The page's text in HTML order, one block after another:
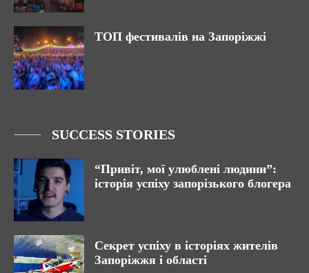
ТОП фестивалів на Запоріжжі
SUCCESS STORIES
“Привіт, мої улюблені людини”:
історія успіху запорізького блогера
Секрет успіху в історіях жителів
Запоріжжя і області